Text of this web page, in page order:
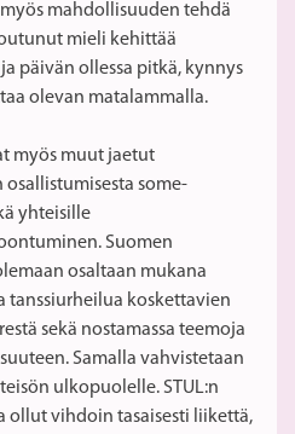
mahdollisuuden tehdä
mieli kehittää
päivän ollessa pitkä, kynnys
olevan matalammalla.
myös muut jaetut
some-
yhteisille
Suomen
osaltaan mukana
tanssiurheilua koskettavien
sekä nostamassa teemoja
Samalla vahvistetaan
ulkopuolelle. STUL:n
ollut vihdoin tasaisesti liikettä,